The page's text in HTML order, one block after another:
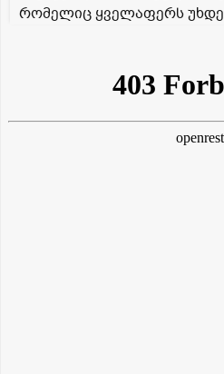
რომელიც ყველაფერს